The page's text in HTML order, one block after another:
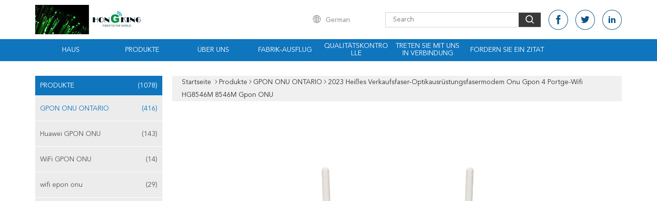
German
HAUS PRODUKTE ÜBER UNS FABRIK-AUSFLUG
QUALITÄTSKONTRO
LLE
TRETEN SIE MIT UNS
IN VERBINDUNG
FORDERN SIE EIN ZITAT
PRODUKTE (1078)
GPON ONU ONTARIO (416)
Huawei GPON ONU (143)
WiFi GPON ONU (14)
wifi epon onu (29)
Startseite Produkte GPON ONU ONTARIO
2023 Heißes Verkaufsfaser-Optikausrüstungsfasermodem Onu Gpon 4 Portge-Wifi
HG8546M 8546M Gpon ONU